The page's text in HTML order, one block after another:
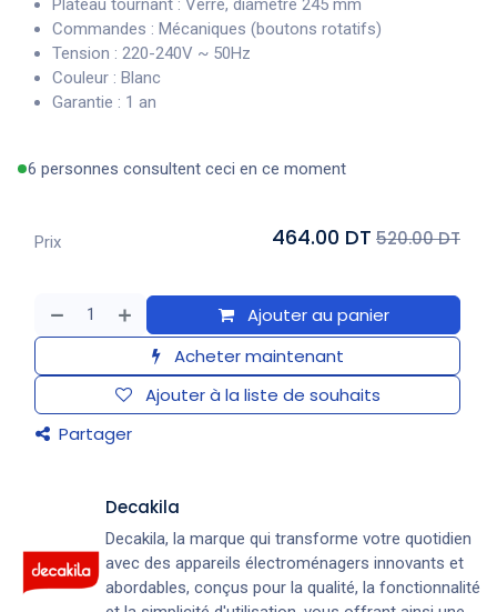
Plateau tournant : Verre, diamètre 245 mm
Commandes : Mécaniques (boutons rotatifs)
Tension : 220-240V ~ 50Hz
Couleur : Blanc
Garantie : 1 an
6 personnes consultent ceci en ce moment
Ajouter au panier
Acheter maintenant
Ajouter à la liste de souhaits
Partager
Prix 464.00 DT 520.00 DT
Decakila
Decakila, la marque qui transforme votre quotidien
avec des appareils électroménagers innovants et
abordables, conçus pour la qualité, la fonctionnalité